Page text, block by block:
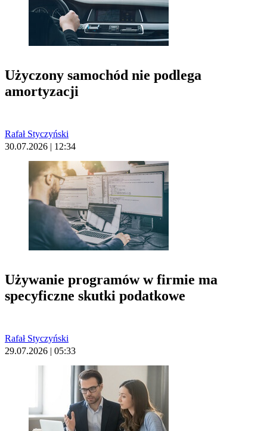
Użyczony samochód nie podlega
amortyzacji
Rafał Styczyński
30.07.2026 | 12:34
Używanie programów w firmie ma
specyficzne skutki podatkowe
Rafał Styczyński
29.07.2026 | 05:33